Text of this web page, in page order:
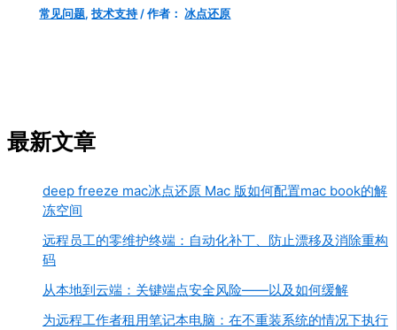
常见问题,技术支持 / 作者： 冰点还原
最新文章
deep freeze mac冰点还原 Mac 版如何配置mac book的解
冻空间
远程员工的零维护终端：自动化补丁、防止漂移及消除重构
码
从本地到云端：关键端点安全风险——以及如何缓解
为远程工作者租用笔记本电脑：在不重装系统的情况下执行